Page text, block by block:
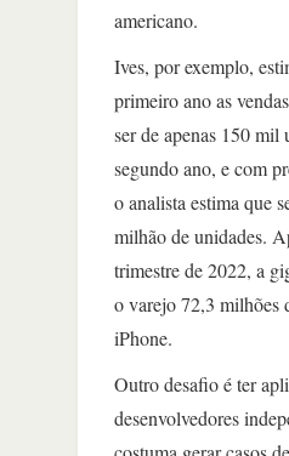
americano.
Ives, por exemplo,
primeiro ano as
ser de apenas 150 mil
segundo ano, e com
o analista estima que
milhão de unidades.
trimestre de 2022, a
o varejo 72,3 milhões
iPhone.
Outro desafio é ter
desenvolvedores